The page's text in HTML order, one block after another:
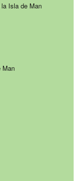
Isla de Man
Man